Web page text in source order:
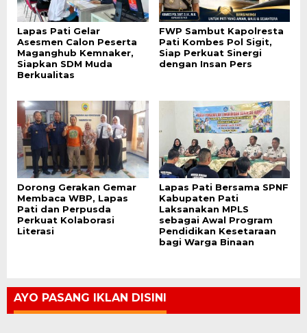
Lapas Pati Gelar
Asesmen Calon Peserta
Maganghub Kemnaker,
Siapkan SDM Muda
Berkualitas
FWP Sambut Kapolresta
Pati Kombes Pol Sigit,
Siap Perkuat Sinergi
dengan Insan Pers
Dorong Gerakan Gemar
Membaca WBP, Lapas
Pati dan Perpusda
Perkuat Kolaborasi
Literasi
Lapas Pati Bersama SPNF
Kabupaten Pati
Laksanakan MPLS
sebagai Awal Program
Pendidikan Kesetaraan
bagi Warga Binaan
AYO PASANG IKLAN DISINI